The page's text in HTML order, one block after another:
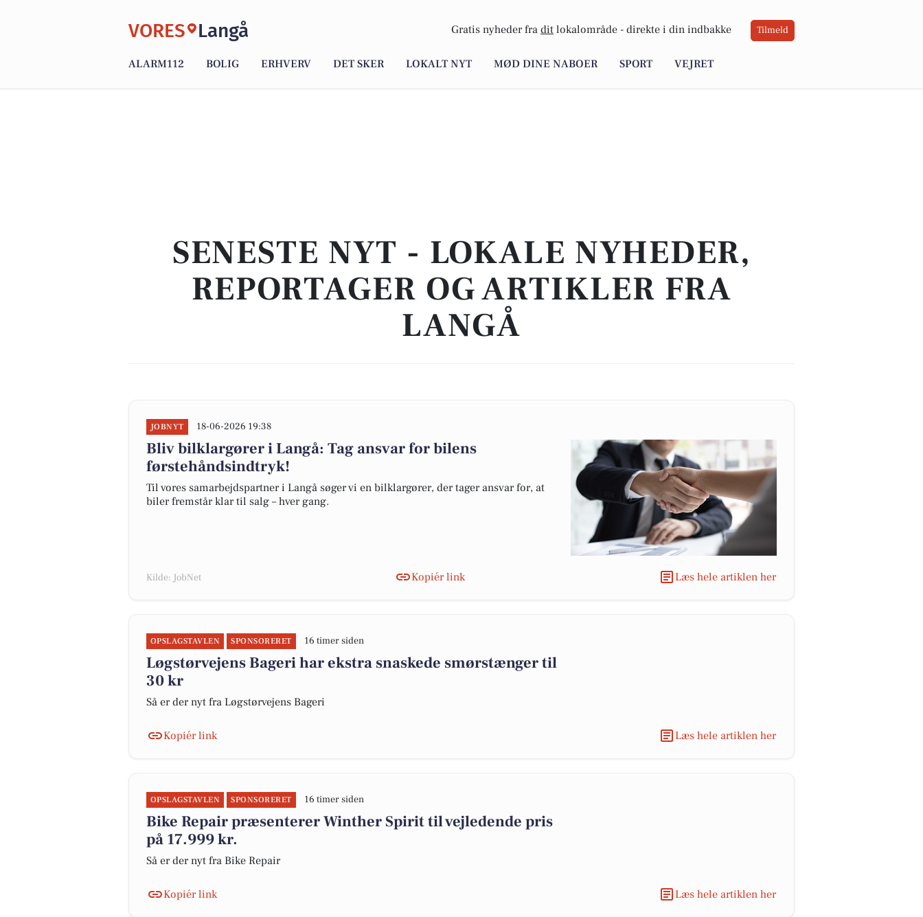
VORES Langå Gratis nyheder fra dit lokalområde - direkte i din indbakke Tilmeld
ALARM112 BOLIG ERHVERV DET SKER LOKALT NYT MØD DINE NABOER SPORT VEJRET
SENESTE NYT - LOKALE NYHEDER,
REPORTAGER OG ARTIKLER FRA
LANGÅ
JOBNYT 18-06-2026 19:38
Bliv bilklargører i Langå: Tag ansvar for bilens
førstehåndsindtryk!
Til vores samarbejdspartner i Langå søger vi en bilklargører, der tager ansvar for, at
biler fremstår klar til salg – hver gang.
Kilde: JobNet Kopiér link Læs hele artiklen her
OPSLAGSTAVLEN SPONSORERET 16 timer siden
Løgstørvejens Bageri har ekstra snaskede smørstænger til
30 kr
Så er der nyt fra Løgstørvejens Bageri
Kopiér link Læs hele artiklen her
OPSLAGSTAVLEN SPONSORERET 16 timer siden
Bike Repair præsenterer Winther Spirit til vejledende pris
på 17.999 kr.
Så er der nyt fra Bike Repair
Kopiér link Læs hele artiklen her